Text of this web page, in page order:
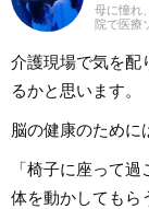
母に憧れ
院で医療
ママ、
経験を活
る記事を
うぞよろ
介護現場で気を配
るかと思います。
脳の健康のために
「椅子に座って
体を動かしてもら